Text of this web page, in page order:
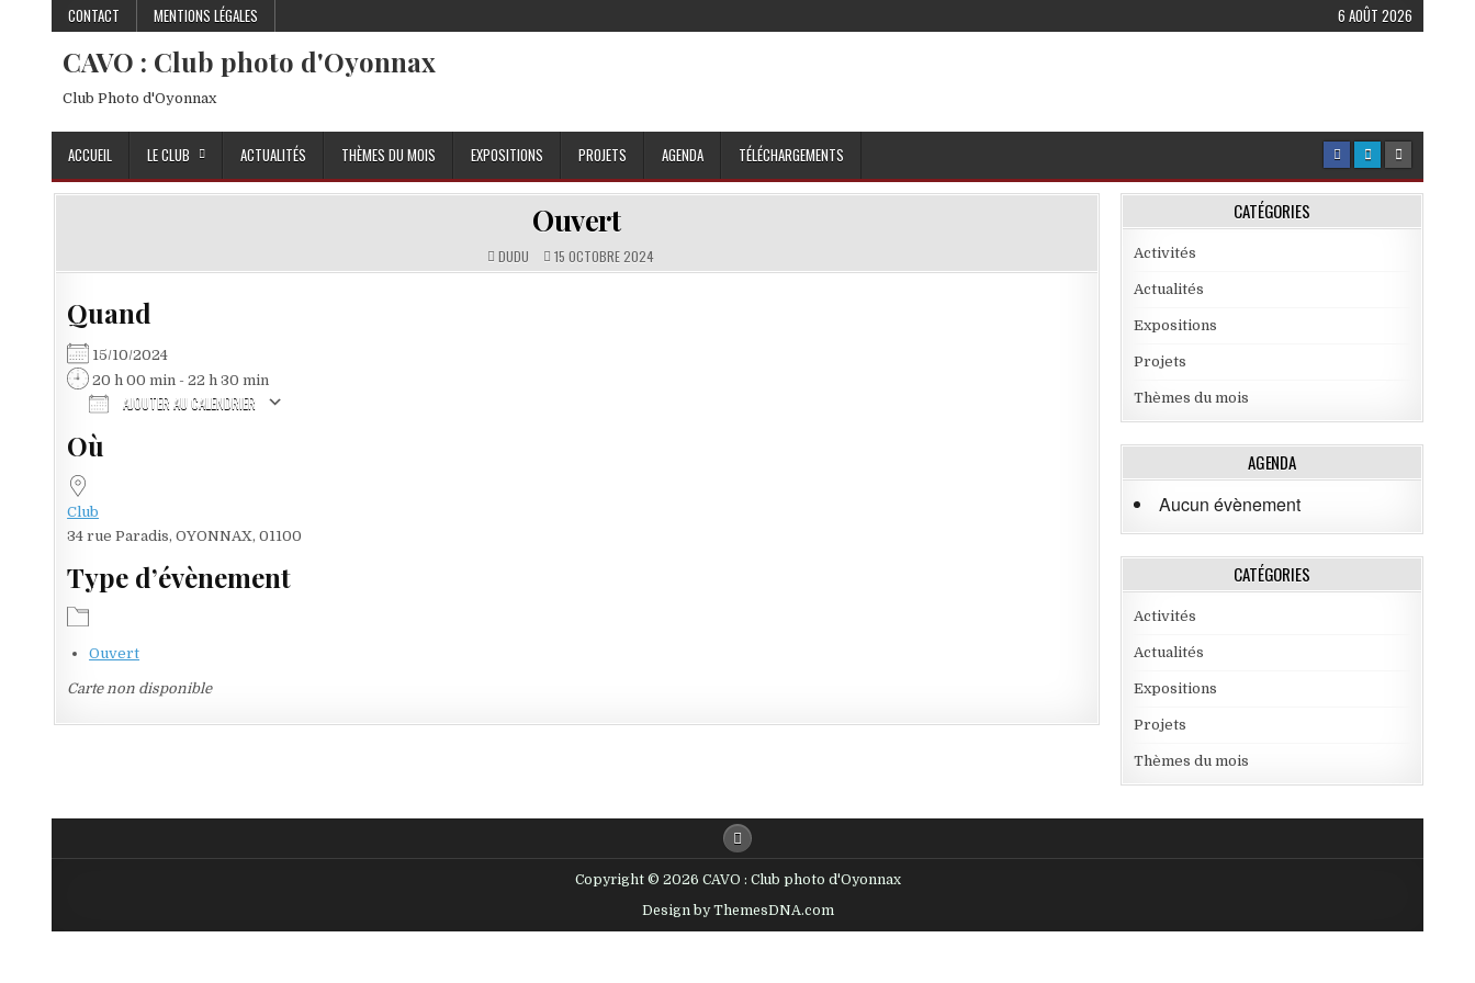
Skip to content
CONTACT MENTIONS LÉGALES 6 AOÛT 2026
CAVO : Club photo d'Oyonnax
Club Photo d'Oyonnax
ACCUEIL LE CLUB ACTUALITÉS THÈMES DU MOIS EXPOSITIONS PROJETS AGENDA TÉLÉCHARGEMENTS
Ouvert
DUDU 15 OCTOBRE 2024
Quand
15/10/2024
20 h 00 min - 22 h 30 min
AJOUTER AU CALENDRIER
Où
Club
34 rue Paradis, OYONNAX, 01100
Type d’évènement
Ouvert
Carte non disponible
CATÉGORIES
Activités
Actualités
Expositions
Projets
Thèmes du mois
AGENDA
Aucun évènement
CATÉGORIES
Activités
Actualités
Expositions
Projets
Thèmes du mois
Copyright © 2026 CAVO : Club photo d'Oyonnax
Design by ThemesDNA.com